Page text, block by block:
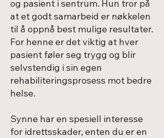
og pasient i sentrum. Hun tror på
at et godt samarbeid er nøkkelen
til å oppnå best mulige resultater.
For henne er det viktig at hver
pasient føler seg trygg og blir
selvstendig i sin egen
rehabiliteringsprosess mot bedre
helse.
Synne har en spesiell interesse
for idrettsskader, enten du er en